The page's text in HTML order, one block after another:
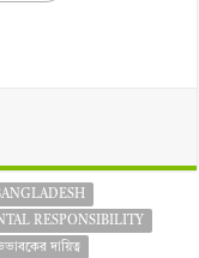
RESPONSIBILITY
দায়িত্ব